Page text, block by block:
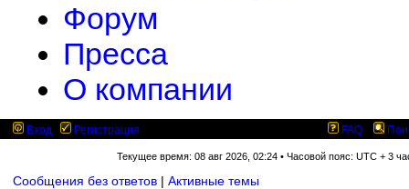
Форум
Пресса
О компании
Вход Регистрация FAQ
Текущее время: 08 авг 2026, 02:24 • Часовой пояс: UTC + 3
Сообщения без ответов | Активные темы